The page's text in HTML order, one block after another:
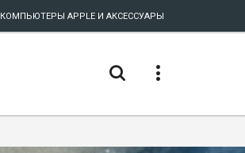
КОМПЬЮТЕРЫ APPLE И АКСЕССУАРЫ